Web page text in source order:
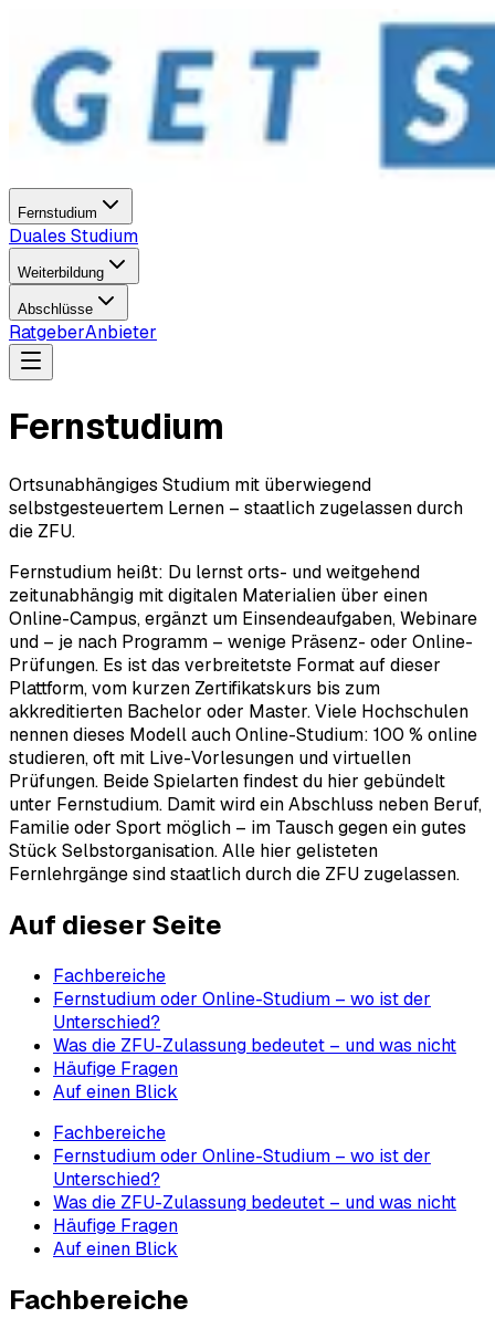
Fernstudium
Duales Studium
Weiterbildung
Abschlüsse
RatgeberAnbieter
Fernstudium
Ortsunabhängiges Studium mit überwiegend
selbstgesteuertem Lernen – staatlich zugelassen durch
die ZFU.
Fernstudium heißt: Du lernst orts- und weitgehend
zeitunabhängig mit digitalen Materialien über einen
Online-Campus, ergänzt um Einsendeaufgaben, Webinare
und – je nach Programm – wenige Präsenz- oder Online-
Prüfungen. Es ist das verbreitetste Format auf dieser
Plattform, vom kurzen Zertifikatskurs bis zum
akkreditierten Bachelor oder Master. Viele Hochschulen
nennen dieses Modell auch Online-Studium: 100 % online
studieren, oft mit Live-Vorlesungen und virtuellen
Prüfungen. Beide Spielarten findest du hier gebündelt
unter Fernstudium. Damit wird ein Abschluss neben Beruf,
Familie oder Sport möglich – im Tausch gegen ein gutes
Stück Selbstorganisation. Alle hier gelisteten
Fernlehrgänge sind staatlich durch die ZFU zugelassen.
Auf dieser Seite
Fachbereiche
Fernstudium oder Online-Studium – wo ist der
Unterschied?
Was die ZFU-Zulassung bedeutet – und was nicht
Häufige Fragen
Auf einen Blick
Fachbereiche
Fernstudium oder Online-Studium – wo ist der
Unterschied?
Was die ZFU-Zulassung bedeutet – und was nicht
Häufige Fragen
Auf einen Blick
Fachbereiche